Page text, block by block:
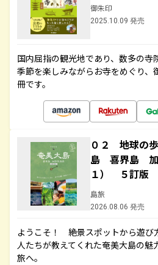
御朱印
2025.10.09 発売
国内屈指の観光地であり、数多の寺
季節を楽しみながらお寺をめぐり、
冊です。
０２ 地球の
島 喜界島 加
１） ５訂版
島旅
2026.08.06 発売
ようこそ！ 絶景スポットから遊び
人たちが教えてくれた奄美大島の魅
旅へ。